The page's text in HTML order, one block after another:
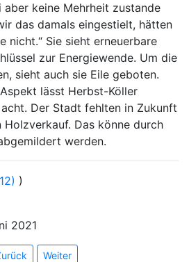
keine Mehrheit zustande
das damals eingestielt, hätten
nicht.“ Sie sieht erneuerbare
zur Energiewende. Um die
sieht auch sie Eile geboten.
lässt Herbst-Köller
Der Stadt fehlten in Zukunft
Holzverkauf. Das könne durch
werden.
)
2021
Weiter